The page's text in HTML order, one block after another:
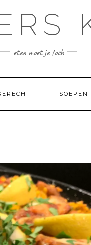
eten moet je toch
SOEPEN